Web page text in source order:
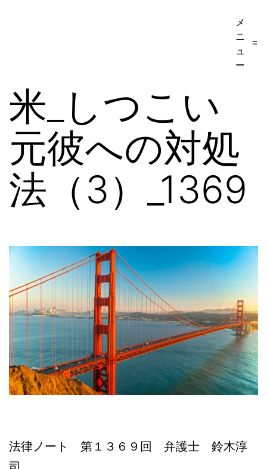
移
民・
ビ
ザ
手
続
の
本
語
相
談
メ
ニ
ュ
ー
米_しつこい
元彼への対処
法（3）_1369
法律ノート 第１３６９回 弁護士 鈴木淳